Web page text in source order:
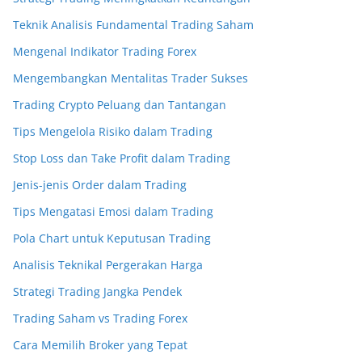
Teknik Analisis Fundamental Trading Saham
Mengenal Indikator Trading Forex
Mengembangkan Mentalitas Trader Sukses
Trading Crypto Peluang dan Tantangan
Tips Mengelola Risiko dalam Trading
Stop Loss dan Take Profit dalam Trading
Jenis-jenis Order dalam Trading
Tips Mengatasi Emosi dalam Trading
Pola Chart untuk Keputusan Trading
Analisis Teknikal Pergerakan Harga
Strategi Trading Jangka Pendek
Trading Saham vs Trading Forex
Cara Memilih Broker yang Tepat